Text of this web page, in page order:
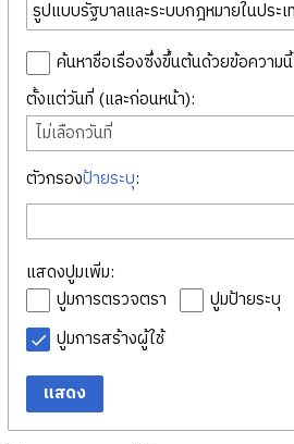
ค้นหาชื่อเรื่องซึ่งขึ้นต้นด้วยข้อความนี้
ตั้งแต่วันที่ (และก่อนหน้า):
ไม่เลือกวันที่
ตัวกรองป้ายระบุ:
แสดงปูมเพิ่ม:
ปูมการตรวจตรา
ปูมป้ายระบุ
ปูมการสร้างผู้ใช้
แสดง